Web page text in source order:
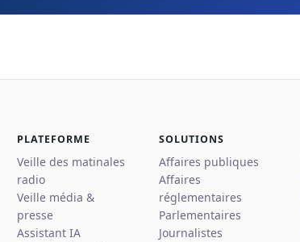
PLATEFORME
Veille des matinales
radio
Veille média &
presse
Assistant IA
SOLUTIONS
Affaires publiques
Affaires
réglementaires
Parlementaires
Journalistes